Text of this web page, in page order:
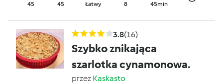
45 45 Łatwy 8 45min
3.8(16)
Szybko znikająca
szarlotka cynamonowa.
przez Kaskasto